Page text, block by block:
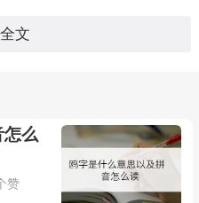
was compounded in Old
- ‘by’ andhindan
element, and the related
文
怎么
赞